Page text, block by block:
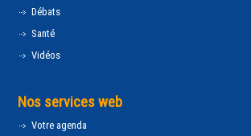
Débats
Santé
Vidéos
Nos services web
Votre agenda